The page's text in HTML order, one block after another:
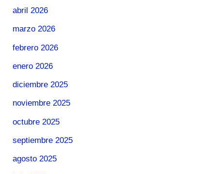
abril 2026
marzo 2026
febrero 2026
enero 2026
diciembre 2025
noviembre 2025
octubre 2025
septiembre 2025
agosto 2025